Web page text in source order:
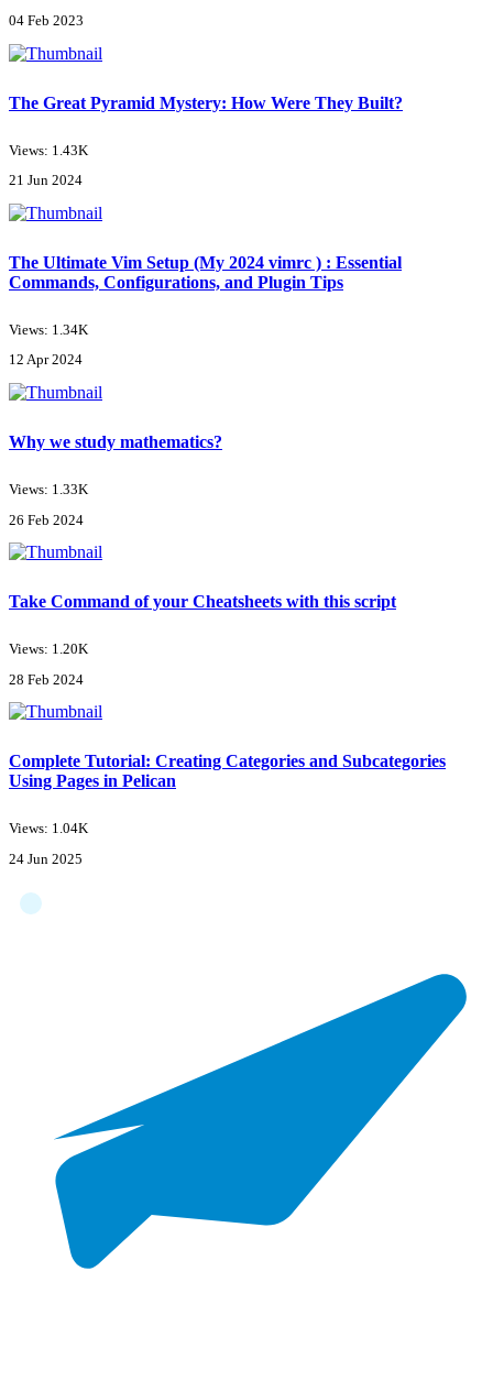
04 Feb 2023
The Great Pyramid Mystery: How Were They Built?
Views: 1.43K
21 Jun 2024
The Ultimate Vim Setup (My 2024 vimrc ) : Essential
Commands, Configurations, and Plugin Tips
Views: 1.34K
12 Apr 2024
Why we study mathematics?
Views: 1.33K
26 Feb 2024
Take Command of your Cheatsheets with this script
Views: 1.20K
28 Feb 2024
Complete Tutorial: Creating Categories and Subcategories
Using Pages in Pelican
Views: 1.04K
24 Jun 2025